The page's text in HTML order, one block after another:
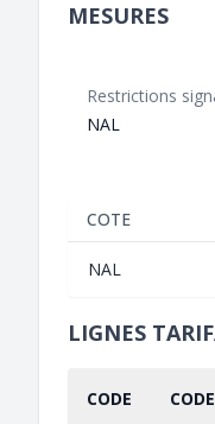
MESURES
Restrictions
NAL
COTE
NAL
LIGNES
CODE